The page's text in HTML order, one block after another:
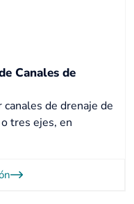
Canales de
canales de drenaje de
tres ejes, en